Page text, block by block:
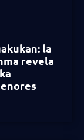
la
revela